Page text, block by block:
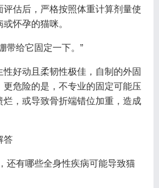
评估后，严格按照体重计算剂量使
怀孕的猫咪。
带给它固定一下。”
好动且柔韧性极佳，自制的外固
更危险的是，不专业的固定可能压
，或导致骨折端错位加重，造成
答
还有哪些全身性疾病可能导致猫